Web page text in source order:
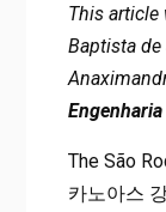
This article
Baptista de
The São
카노아스